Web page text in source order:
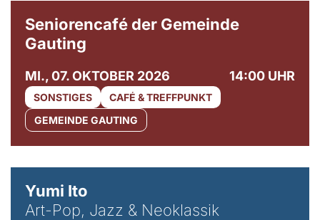
Seniorencafé der Gemeinde
Gauting
MI., 07. OKTOBER 2026 14:00 UHR
SONSTIGES
CAFÉ & TREFFPUNKT
GEMEINDE GAUTING
Yumi Ito
Art-Pop, Jazz & Neoklassik